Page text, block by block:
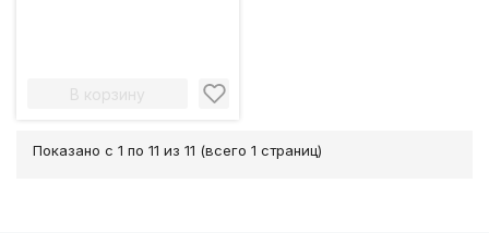
В корзину
Показано с 1 по 11 из 11 (всего 1 страниц)